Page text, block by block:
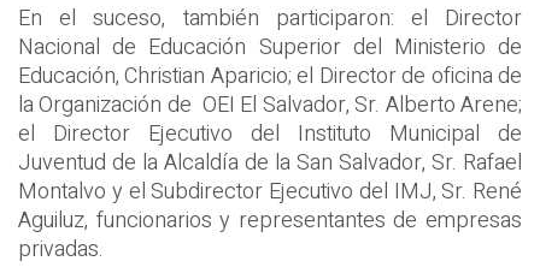
En el suceso, también participaron: el Director
Nacional de Educación Superior del Ministerio de
Educación, Christian Aparicio; el Director de oficina de
la Organización de OEI El Salvador, Sr. Alberto Arene;
el Director Ejecutivo del Instituto Municipal de
Juventud de la Alcaldía de la San Salvador, Sr. Rafael
Montalvo y el Subdirector Ejecutivo del IMJ, Sr. René
Aguiluz, funcionarios y representantes de empresas
privadas.